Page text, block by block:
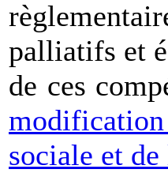
palliatifs et
de ces
sociale et de